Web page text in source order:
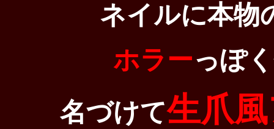
ネイルに本物
ホラーっぽ
名づけて生爪